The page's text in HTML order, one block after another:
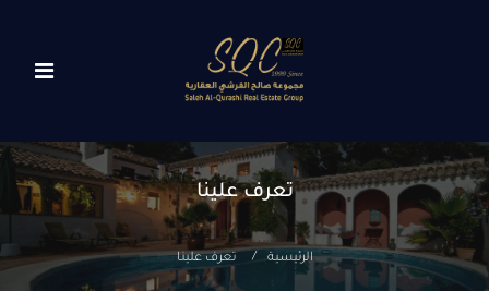
تعرف علينا
الرئيسية تعرف علينا